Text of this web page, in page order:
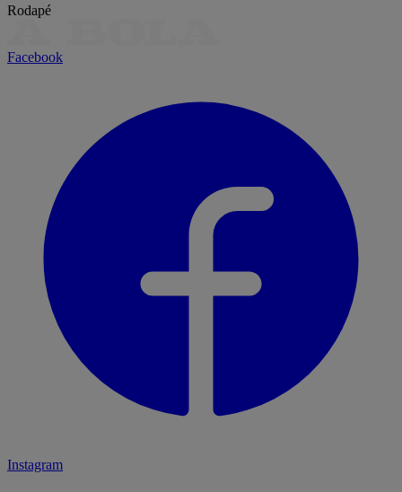
Rodapé
Facebook
Instagram